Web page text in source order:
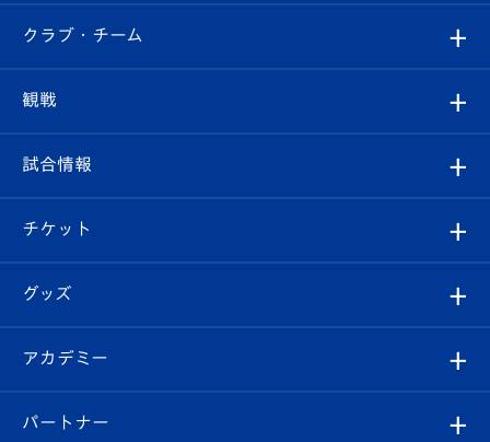
すべて
クラブ
試合情報
チケット
イベント
メディア
クラブ・チーム
クラブ概要
エンブレム紹介
スタッフプロフィール
マスコット紹介
観戦
観戦ルール
はじめての観戦ガイド
Revive Team
ヴィヴィくんの長崎おもてなしガイド
試合情報
試合日程/結果
フォトギャラリー
スタジアムグルメ
チケット
チケット
V-LOVERS（ファンクラブ）
グッズ
オンラインショップ
アカデミー
育成からのお知らせ
パートナー